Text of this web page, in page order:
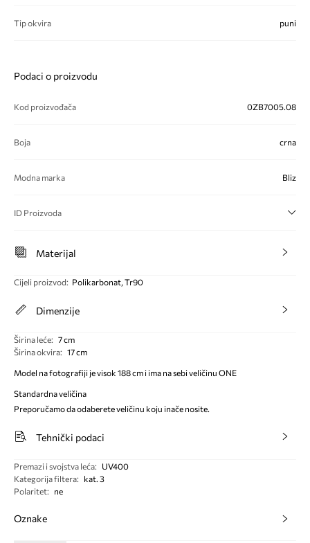
Tip okvira puni
Podaci o proizvodu
Kod proizvođača 0ZB7005.08
Boja crna
Modna marka Bliz
ID Proizvoda
Materijal
Cijeli proizvod: Polikarbonat, Tr90
Dimenzije
Širina leće: 7 cm
Širina okvira: 17 cm
Model na fotografiji je visok 188 cm i ima na sebi veličinu ONE
Standardna veličina
Preporučamo da odaberete veličinu koju inače nosite.
Tehnički podaci
Premazi i svojstva leća:
UV400
Kategorija filtera:
kat. 3
Polaritet: ne
Oznake